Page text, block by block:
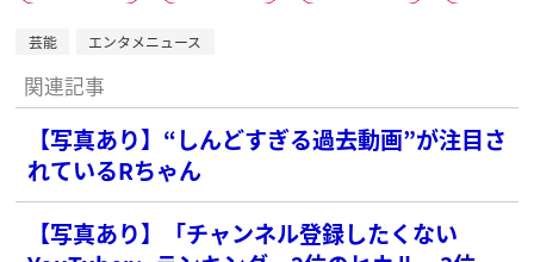
芸能 エンタメニュース
関連記事
【写真あり】“しんどすぎる過去動画”が注目さ
れているRちゃん
【写真あり】「チャンネル登録したくない